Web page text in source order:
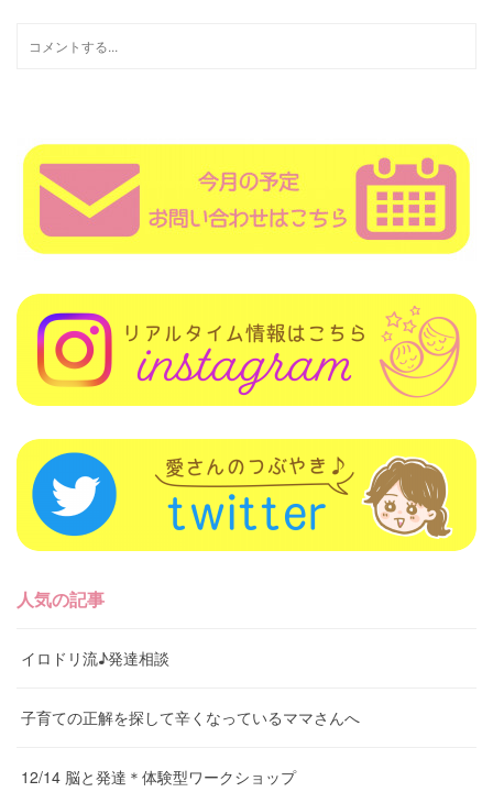
人気の記事
イロドリ流♪発達相談
子育ての正解を探して辛くなっているママさんへ
12/14 脳と発達＊体験型ワークショップ